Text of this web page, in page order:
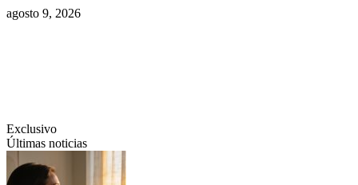
Saltar
agosto 9, 2026
Exclusivo
Últimas noticias